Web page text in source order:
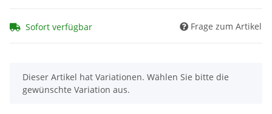
Sofort verfügbar Frage zum Artikel
x
Dieser Artikel hat Variationen. Wählen Sie bitte die
gewünschte Variation aus.